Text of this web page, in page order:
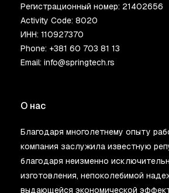
Регистрационный номер: 21402656
Activity Code: 8020
ИНН: 110927370
Phone: +381 60 703 81 13
Email: info@springtech.rs
О нас
Благодаря многолетнему опыту
компания заслужила известную
благодаря неизменно
изготовления, непоколебимой
выдающейся экономической